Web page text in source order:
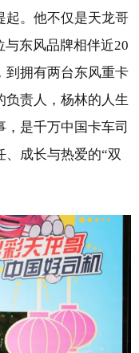
起。他不仅是天龙哥
与东风品牌相伴近20
到拥有两台东风重卡
负责人，杨林的人生
是千万中国卡车司
成长与热爱的“双